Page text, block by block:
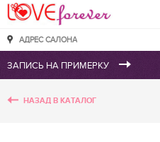
Love Forever
АДРЕС САЛОНА
НАЗАД В КАТАЛОГ